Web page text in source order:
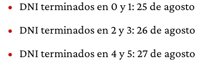
DNI terminados en 0 y 1: 25 de agosto
DNI terminados en 2 y 3: 26 de agosto
DNI terminados en 4 y 5: 27 de agosto